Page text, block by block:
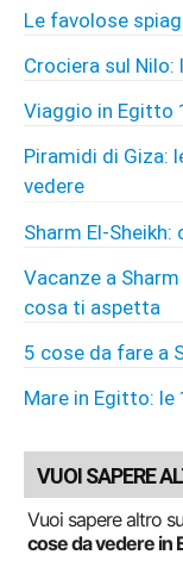
Le favolose
Crociera sul
Viaggio in Egitto
Piramidi di Giza:
vedere
Sharm El-
Vacanze a
cosa ti aspetta
5 cose da fare a
Mare in Egitto:
VUOI SAPERE
Vuoi sapere altro
cose da vedere in